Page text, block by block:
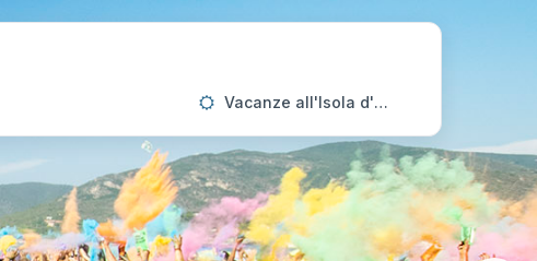
Vacanze all'Isola d'Elba